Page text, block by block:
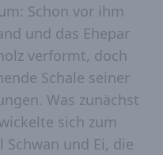
Schon vor ihm
und das Ehepar
verformt, doch
Schale seiner
Was zunächst
sich zum
Schwan und Ei, die